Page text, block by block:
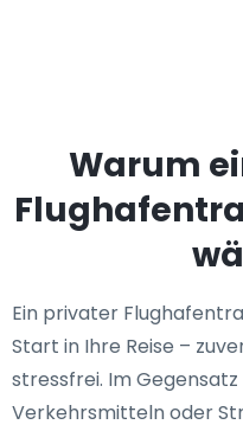
Warum
Ein privater
Start in Ihre Reise –
stressfrei. Im
Verkehrsmitteln oder